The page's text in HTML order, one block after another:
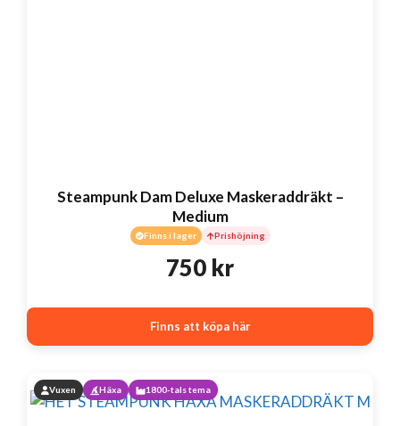
Steampunk Dam Deluxe Maskeraddräkt –
Medium
Finns i lager Prishöjning
750 kr
Finns att köpa här
Vuxen Häxa 1800-tals tema